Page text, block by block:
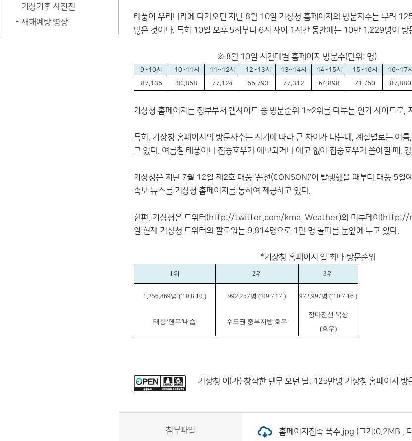
기상기후 사진전
재해예방 영상
태풍이 우리나라에 다가오던 지난 8월 10일 기상청 홈페이지의 방문자수는 무려
많은 것이다. 특히 10일 오후 5시부터 6시 사이 1시간 동안에는 10만 1,229명이 방
※ 8월 10일 시간대별 홈페이지 방문수(단위: 명)
9~10시 10~11시 11~12시 12~13시 13~14시 14~15시 15~16시 16~17시
87,135
80,868 77,124 65,793 77,312 64,898 71,760 87,880
기상청 홈페이지는 정부부처 웹사이트 중 방문순위 1~2위를 다투는 인기 사이트
특히, 기상청 홈페이지의 방문자수는 시기에 따라 큰 차이가 나는데, 계절별로는 여
고 있다. 여름철 태풍이나 집중호우가 예보되거나 예고 없이 집중호우가 쏟아질 때,
기상청은 지난 7월 12일 제2호 태풍 ‘꼰선(CONSON)’이 발생했을 때부터 태풍 5
속보 뉴스를 기상청 홈페이지를 통하여 제공하고 있다.
한편, 기상청은 트위터(http://twitter.com/kma_Weather)와 미투데이(http://
일 현재 기상청 트위터의 팔로워는 9,814명으로 1만 명 돌파를 눈앞에 두고 있다.
*기상청 홈페이지 일 최다 방문순위
1위 2위 3위
1,256,869명 (‘10.8.10.) 992,257명 (‘09.7.17.) 972,997명 (‘10.7.16.)
태풍‘뎬무’내습 수도권 중부지방 호우
장마전선 북상
(호우)
기상청 이(가) 창작한 뎬무 오던 날, 125만명 기상청 홈페이지 방
첨부파일 홈페이지접속 폭주.jpg (크기:0.2MB ,